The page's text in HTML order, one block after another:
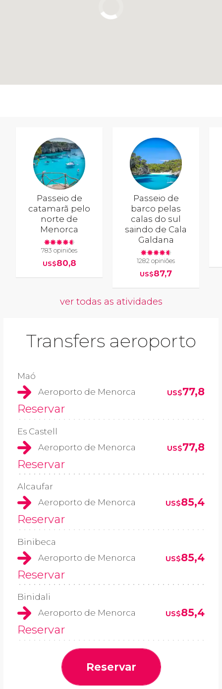
Passeio de
catamarã pelo
norte de
Menorca
783 opiniões
US$80,8
Passeio de
barco pelas
calas do sul
saindo de Cala
Galdana
1282 opiniões
US$87,7
ver todas as atividades
Transfers aeroporto
Maó
Aeroporto de Menorca
US$77,8
Reservar
Es Castell
Aeroporto de Menorca
US$77,8
Reservar
Alcaufar
Aeroporto de Menorca
US$85,4
Reservar
Binibeca
Aeroporto de Menorca
US$85,4
Reservar
Binidali
Aeroporto de Menorca
US$85,4
Reservar
Reservar